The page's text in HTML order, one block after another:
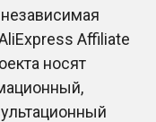
Affiliate
носят